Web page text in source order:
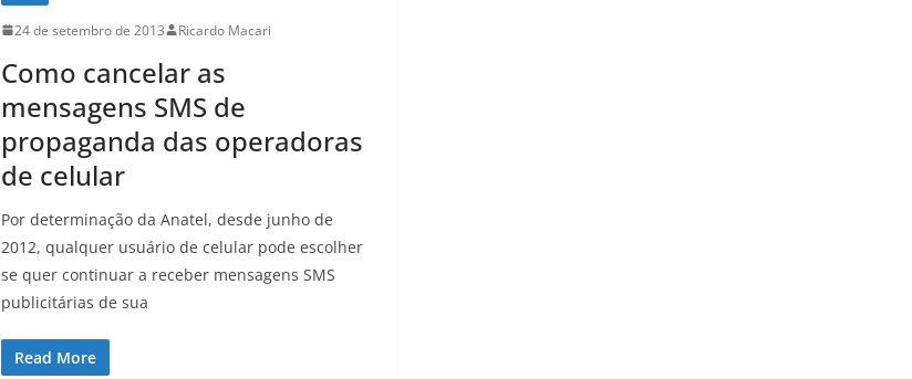
24 de setembro de 2013 Ricardo Macari
Como cancelar as
mensagens SMS de
propaganda das operadoras
de celular
Por determinação da Anatel, desde junho de
2012, qualquer usuário de celular pode escolher
se quer continuar a receber mensagens SMS
publicitárias de sua
Read More